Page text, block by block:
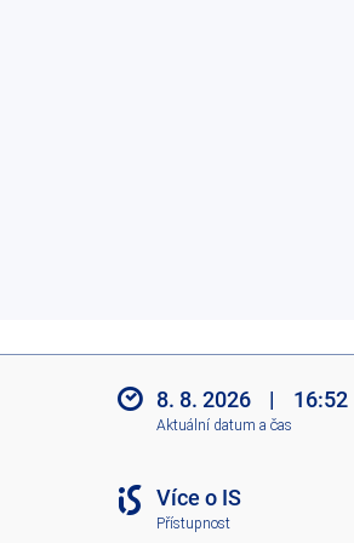
8. 8. 2026 | 16:52
Aktuální datum a čas
Více o IS
Přístupnost